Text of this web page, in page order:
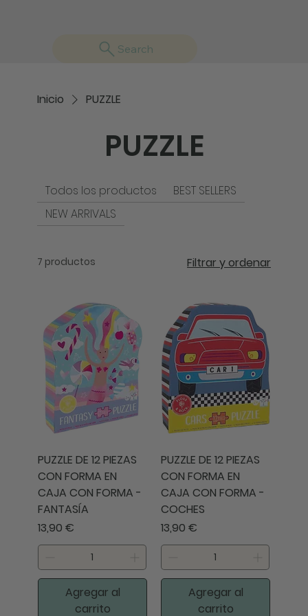
Search
Inicio PUZZLE
PUZZLE
Todos los productos
BEST SELLERS
NEW ARRIVALS
7 productos Filtrar y ordenar
PUZZLE DE 12 PIEZAS
CON FORMA EN
CAJA CON FORMA -
FANTASÍA
Precio
13,90 €
Agregar al
carrito
PUZZLE DE 12 PIEZAS
CON FORMA EN
CAJA CON FORMA -
COCHES
Precio
13,90 €
Agregar al
carrito